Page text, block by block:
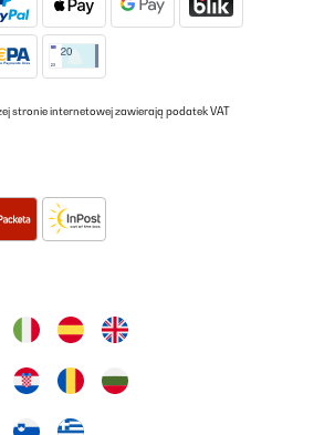
stronie internetowej zawierają podatek VAT